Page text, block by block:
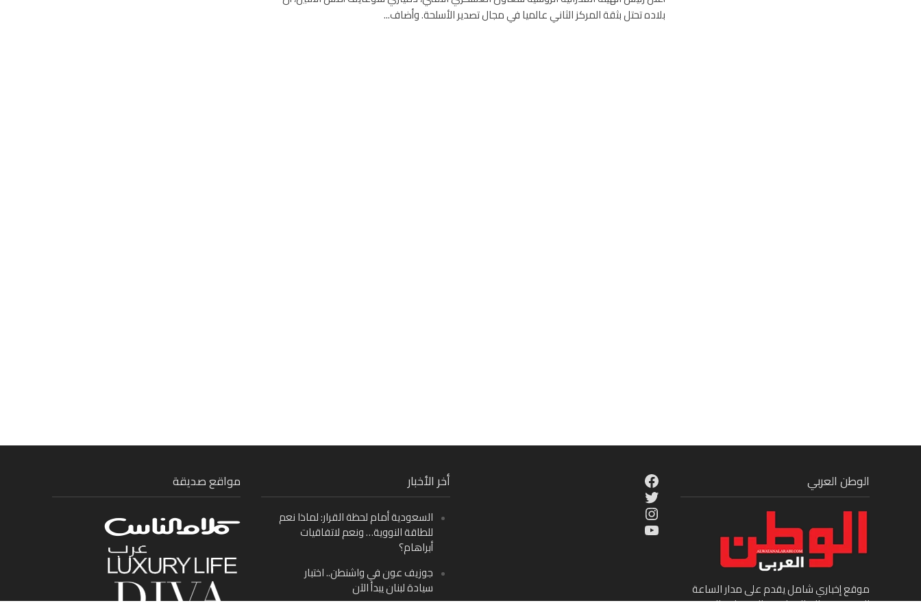
بلاده تحتل بثقة المركز الثاني عالميا في مجال تصدير الأسلحة. وأضاف...
مواقع صديقة أخر الأخبار
السعودية أمام لحظة القرار: لماذا نعم
للطاقة النووية… ونعم لاتفاقيات
أبراهام؟
جوزيف عون في واشنطن.. اختبار
سيادة لبنان يبدأ الآن
Facebook
Twitter
Instagram
YouTube
الوطن العربي
موقع إخباري شامل يقدم على مدار الساعة
الجديد في عالم السياسة والاقتصاد والفن